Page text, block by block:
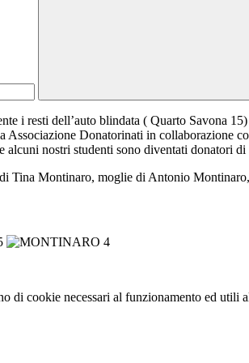
i resti dell’auto blindata ( Quarto Savona
Associazione Donatorinati in
nostri studenti sono diventati donatori
Tina Montinaro, moglie di Antonio
di cookie necessari al funzionamento ed utili